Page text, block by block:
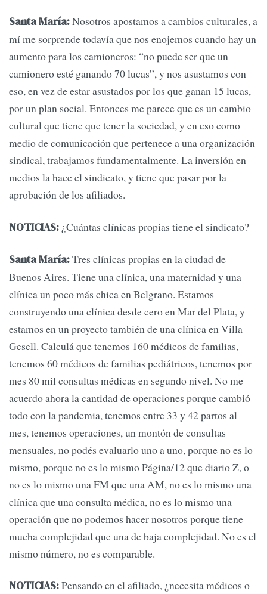
Santa María:Nosotros apostamos a cambios culturales, a
mí me sorprende todavía que nos enojemos cuando hay un
aumento para los camioneros: “no puede ser que un
camionero esté ganando 70 lucas”, y nos asustamos con
eso, en vez de estar asustados por los que ganan 15 lucas,
por un plan social. Entonces me parece que es un cambio
cultural que tiene que tener la sociedad, y en eso como
medio de comunicación que pertenece a una organización
sindical, trabajamos fundamentalmente. La inversión en
medios la hace el sindicato, y tiene que pasar por la
aprobación de los afiliados.
NOTICIAS: ¿Cuántas clínicas propias tiene el sindicato?
Santa María:Tres clínicas propias en la ciudad de
Buenos Aires. Tiene una clínica, una maternidad y una
clínica un poco más chica en Belgrano. Estamos
construyendo una clínica desde cero en Mar del Plata, y
estamos en un proyecto también de una clínica en Villa
Gesell. Calculá que tenemos 160 médicos de familias,
tenemos 60 médicos de familias pediátricos, tenemos por
mes 80 mil consultas médicas en segundo nivel. No me
acuerdo ahora la cantidad de operaciones porque cambió
todo con la pandemia, tenemos entre 33 y 42 partos al
mes, tenemos operaciones, un montón de consultas
mensuales, no podés evaluarlo uno a uno, porque no es lo
mismo, porque no es lo mismo Página/12 que diario Z, o
no es lo mismo una FM que una AM, no es lo mismo una
clínica que una consulta médica, no es lo mismo una
operación que no podemos hacer nosotros porque tiene
mucha complejidad que una de baja complejidad. No es el
mismo número, no es comparable.
NOTICIAS:Pensando en el afiliado, ¿necesita médicos o